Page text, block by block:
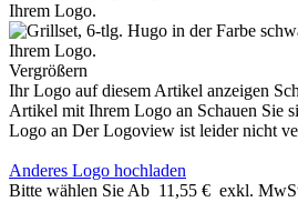
Vergrößern
Ihr Logo auf diesem Artikel anzeigen
Artikel mit Ihrem Logo an Schauen Sie
Logo an Der Logoview ist leider nicht
Anderes Logo hochladen
Bitte wählen Sie Ab 11,55 € exkl.